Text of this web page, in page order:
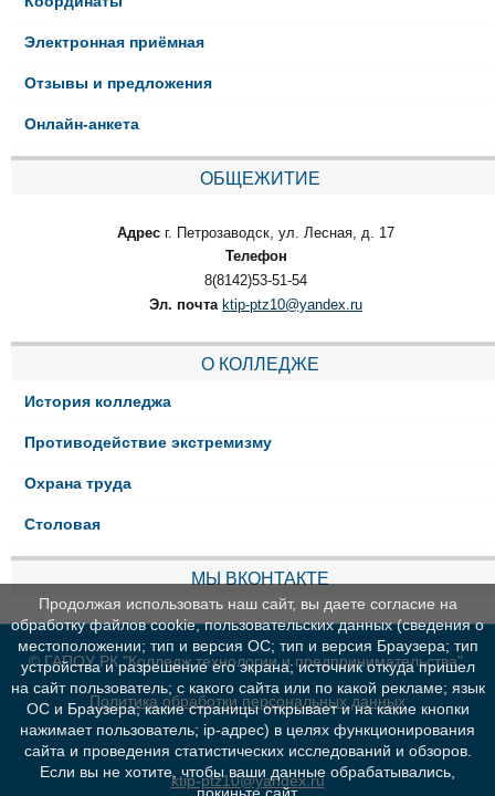
Электронная приёмная
Отзывы и предложения
Онлайн-анкета
ОБЩЕЖИТИЕ
Адрес г. Петрозаводск, ул. Лесная, д. 17
Телефон
8(8142)53-51-54
Эл. почта ktip-ptz10@yandex.ru
О КОЛЛЕДЖЕ
История колледжа
Противодействие экстремизму
Охрана труда
Столовая
МЫ ВКОНТАКТЕ
© ГАПОУ РК "Колледж технологии и предпринимательства"
Политика обработки персональных данных
ktip-ptz10@yandex.ru
Продолжая использовать наш сайт, вы даете согласие на
обработку файлов cookie, пользовательских данных (сведения о
местоположении; тип и версия ОС; тип и версия Браузера; тип
устройства и разрешение его экрана; источник откуда пришел
на сайт пользователь; с какого сайта или по какой рекламе; язык
ОС и Браузера; какие страницы открывает и на какие кнопки
нажимает пользователь; ip-адрес) в целях функционирования
сайта и проведения статистических исследований и обзоров.
Если вы не хотите, чтобы ваши данные обрабатывались,